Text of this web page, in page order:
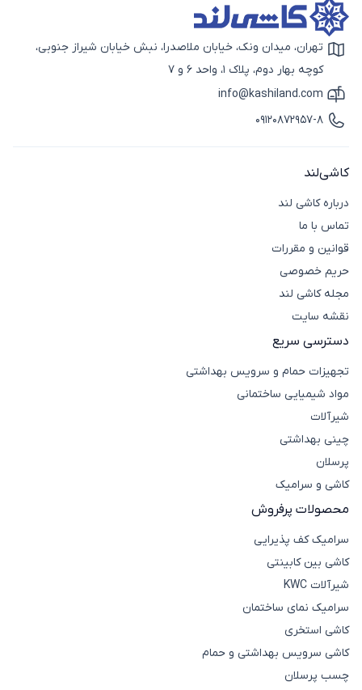
آیکون نقشه
تهران، میدان ونک، خیابان ملاصدرا، نبش خیابان شیراز جنوبی،
کوچه بهار دوم، پلاک 1، واحد 6 و 7
آیکون ایمیل
info@kashiland.com
آیکون تماس
09120872957-8
کاشی‌لند
درباره کاشی لند
تماس با ما
قوانین و مقررات
حریم خصوصی
مجله کاشی لند
نقشه سایت
دسترسی سریع
تجهیزات حمام و سرویس بهداشتی
مواد شیمیایی ساختمانی
شیرآلات
چینی بهداشتی
پرسلان
کاشی و سرامیک
محصولات پرفروش
سرامیک کف پذیرایی
کاشی بین کابینتی
شیرآلات KWC
سرامیک نمای ساختمان
کاشی استخری
کاشی سرویس بهداشتی و حمام
چسب پرسلان